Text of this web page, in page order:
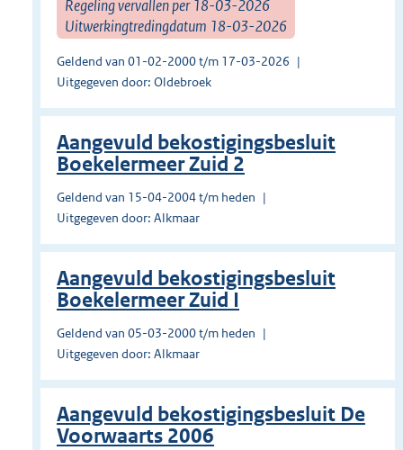
Regeling vervallen per 18-03-2026
Uitwerkingtredingdatum 18-03-2026
Geldend van 01-02-2000 t/m 17-03-2026
Uitgegeven door: Oldebroek
Aangevuld bekostigingsbesluit
Boekelermeer Zuid 2
Geldend van 15-04-2004 t/m heden
Uitgegeven door: Alkmaar
Aangevuld bekostigingsbesluit
Boekelermeer Zuid I
Geldend van 05-03-2000 t/m heden
Uitgegeven door: Alkmaar
Aangevuld bekostigingsbesluit De
Voorwaarts 2006